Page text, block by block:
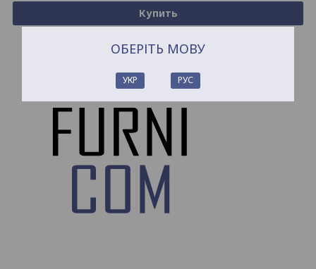
Купить
ОБЕРІТЬ МОВУ
УКР РУС